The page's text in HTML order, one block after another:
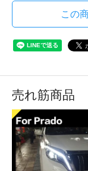
この
売れ筋商品